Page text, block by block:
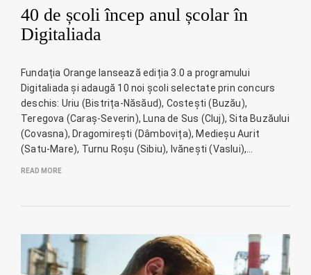
40 de școli încep anul școlar în
Digitaliada
Fundația Orange lansează ediția 3.0 a programului
Digitaliada și adaugă 10 noi școli selectate prin concurs
deschis: Uriu (Bistrița-Năsăud), Costești (Buzău),
Teregova (Caraș-Severin), Luna de Sus (Cluj), Sita Buzăului
(Covasna), Dragomirești (Dâmbovița), Medieșu Aurit
(Satu-Mare), Turnu Roșu (Sibiu), Ivănești (Vaslui),…
READ MORE